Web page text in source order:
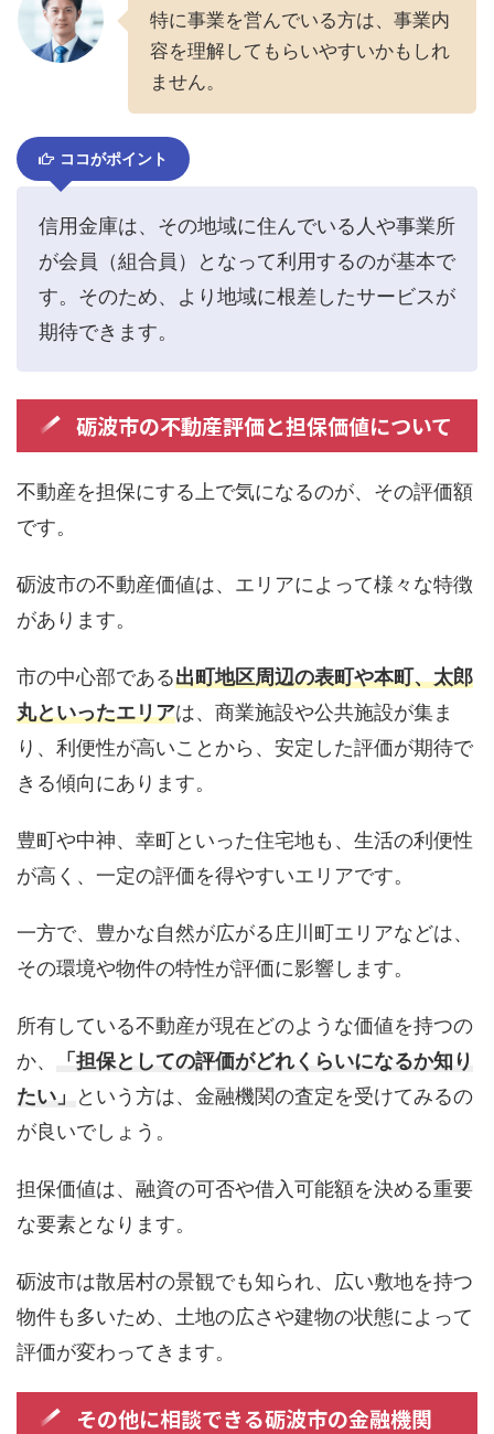
特に事業を営んでいる方は、事業内
容を理解してもらいやすいかもしれ
ません。
ココがポイント
信用金庫は、その地域に住んでいる人や事業所
が会員（組合員）となって利用するのが基本で
す。そのため、より地域に根差したサービスが
期待できます。
砺波市の不動産評価と担保価値について
不動産を担保にする上で気になるのが、その評価額
です。
砺波市の不動産価値は、エリアによって様々な特徴
があります。
市の中心部である出町地区周辺の表町や本町、太郎
丸といったエリアは、商業施設や公共施設が集ま
り、利便性が高いことから、安定した評価が期待で
きる傾向にあります。
豊町や中神、幸町といった住宅地も、生活の利便性
が高く、一定の評価を得やすいエリアです。
一方で、豊かな自然が広がる庄川町エリアなどは、
その環境や物件の特性が評価に影響します。
所有している不動産が現在どのような価値を持つの
か、
「担保としての評価がどれくらいになるか知り
たい」
という方は、金融機関の査定を受けてみるの
が良いでしょう。
担保価値は、融資の可否や借入可能額を決める重要
な要素となります。
砺波市は散居村の景観でも知られ、広い敷地を持つ
物件も多いため、土地の広さや建物の状態によって
評価が変わってきます。
その他に相談できる砺波市の金融機関